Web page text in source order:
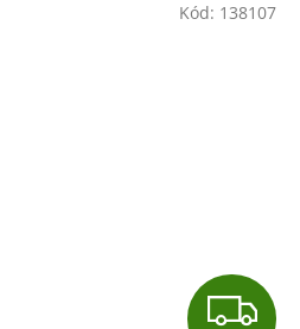
Z
Kód: 138107